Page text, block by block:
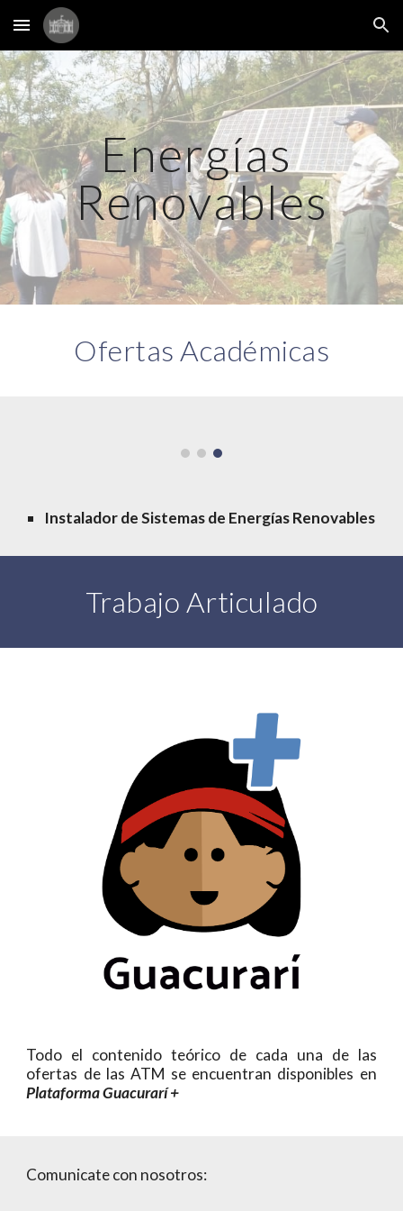
Skip to main content Skip to navigation
Energías
Renovables
Ofertas Académicas
Instalador de Sistemas de Energías Renovables
Trabajo Articulado
Todo el contenido teórico de cada una de las
ofertas de las ATM se encuentran disponibles en
Plataforma Guacurarí +
Comunicate con nosotros: